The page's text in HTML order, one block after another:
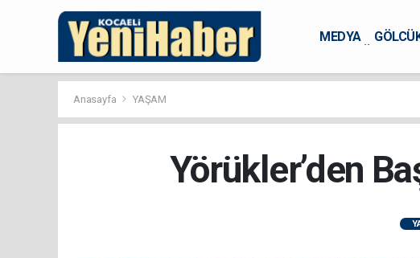
MEDYA
Anasayfa YAŞAM
Yörükler’den